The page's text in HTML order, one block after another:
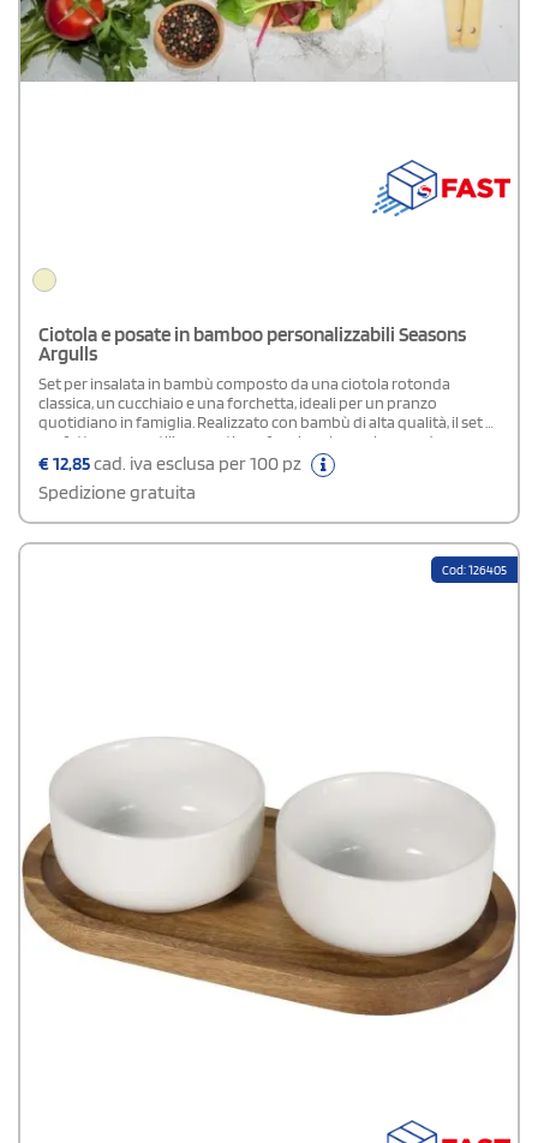
Ciotola e posate in bamboo personalizzabili Seasons
Argulls
Set per insalata in bambù composto da una ciotola rotonda
classica, un cucchiaio e una forchetta, ideali per un pranzo
quotidiano in famiglia. Realizzato con bambù di alta qualità, il set è
perfetto per un utilizzo pratico e funzionale, aggiungendo un
tocco naturale alla tua tavola. Il bambù utilizzato è proveniente da
fonti ecosostenibili, rispettando elevati standard ambientali.
€12,85cad. iva esclusa per 100 pz
Spedizione gratuita
Cod: 126405